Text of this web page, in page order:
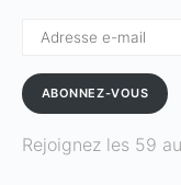
ABONNEZ-VOUS
Rejoignez les 59